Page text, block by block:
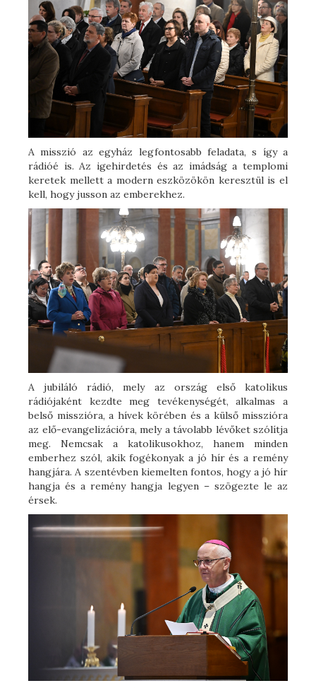
A misszió az egyház legfontosabb feladata, s így a
rádióé is. Az igehirdetés és az imádság a templomi
keretek mellett a modern eszközökön keresztül is el
kell, hogy jusson az emberekhez.
A jubiláló rádió, mely az ország első katolikus
rádiójaként kezdte meg tevékenységét, alkalmas a
belső misszióra, a hívek körében és a külső misszióra
az elő-evangelizációra, mely a távolabb lévőket szólítja
meg. Nemcsak a katolikusokhoz, hanem minden
emberhez szól, akik fogékonyak a jó hír és a remény
hangjára. A szentévben kiemelten fontos, hogy a jó hír
hangja és a remény hangja legyen – szögezte le az
érsek.